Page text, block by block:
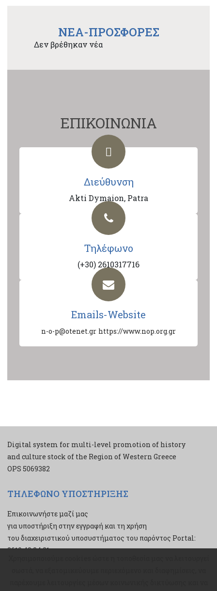
NEA-ΠΡΟΣΦΟΡΕΣ
Δεν βρέθηκαν νέα
ΕΠΙΚΟΙΝΩΝΙΑ
Διεύθυνση
Akti Dymaion, Patra
Τηλέφωνο
(+30) 2610317716
Emails-Website
n-o-p@otenet.gr https://www.nop.org.gr
Digital system for multi-level promotion of history
and culture stock of the Region of Western Greece
ΟPS 5069382
ΤΗΛΕΦΩΝΟ ΥΠΟΣΤΗΡΙΞΗΣ
Επικοινωνήστε μαζί μας
για υποστήριξη στην εγγραφή και τη χρήση
του διαχειριστικού υποσυστήματος του παρόντος Portal:
2610 43 34 21